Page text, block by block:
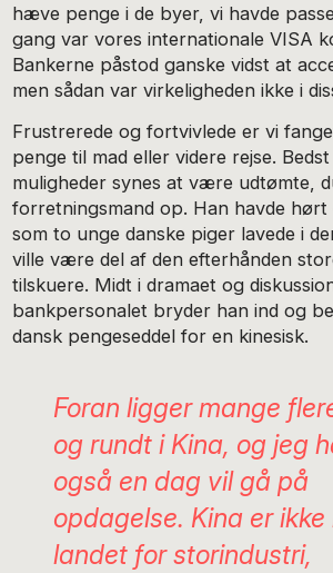
hæve penge i de byer, vi havde
gang var vores internationale VISA
Bankerne påstod ganske vidst at
men sådan var virkeligheden ikke i
Frustrerede og fortvivlede er vi
penge til mad eller videre rejse.
muligheder synes at være udtømte,
forretningsmand op. Han havde hørt
som to unge danske piger lavede i
ville være del af den efterhånden
tilskuere. Midt i dramaet og
bankpersonalet bryder han ind og
dansk pengeseddel for en kinesisk.
Foran ligger mange
og rundt i Kina, og jeg
også en dag vil gå på
opdagelse. Kina er
landet for storindustri,